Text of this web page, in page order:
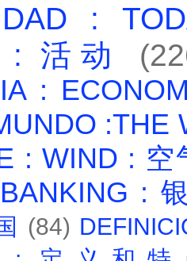
:
: 活动
:
:THE
: WIND : 空
:
(84)